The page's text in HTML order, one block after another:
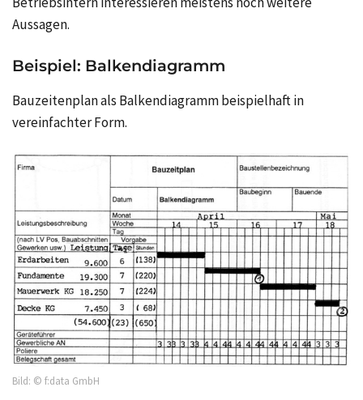
Aussagen.
Beispiel: Balkendiagramm
Bauzeitenplan als Balkendiagramm beispielhaft in
vereinfachter Form.
Bild: © f:data GmbH